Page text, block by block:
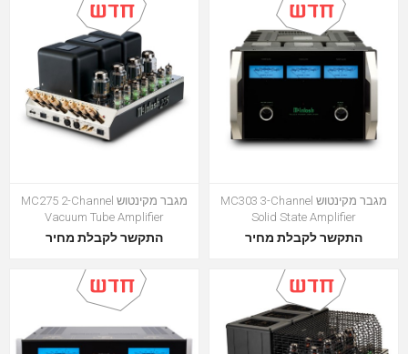
מגבר מקינטוש MC303 3-Channel
Solid State Amplifier
התקשר לקבלת מחיר
מגבר מקינטוש MC275 2-Channel
Vacuum Tube Amplifier
התקשר לקבלת מחיר